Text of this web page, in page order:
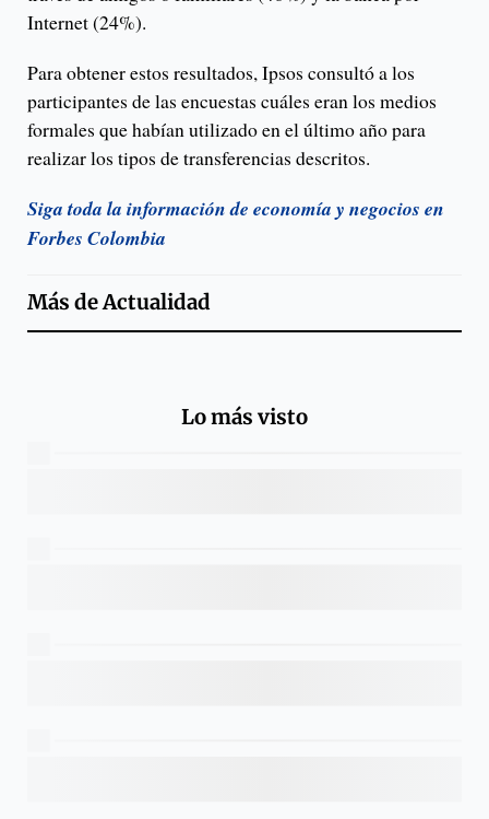
Internet (24%).
Para obtener estos resultados, Ipsos consultó a los
participantes de las encuestas cuáles eran los medios
formales que habían utilizado en el último año para
realizar los tipos de transferencias descritos.
Siga toda la información de economía y negocios en
Forbes Colombia
Más deActualidad
Lo más visto